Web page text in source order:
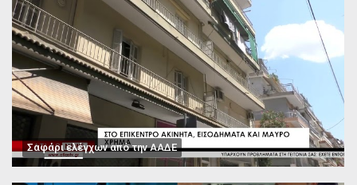
Σαφάρι ελέγχων από την ΑΑΔΕ